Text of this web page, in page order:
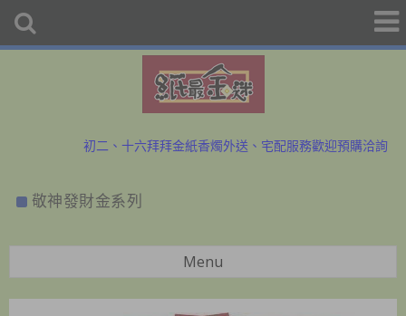
初二、十六拜拜金紙香燭外送、宅配服務歡迎預購洽詢
初二、十六拜拜金紙香燭外送、宅配服務歡迎預購洽詢
敬神發財金系列
Menu